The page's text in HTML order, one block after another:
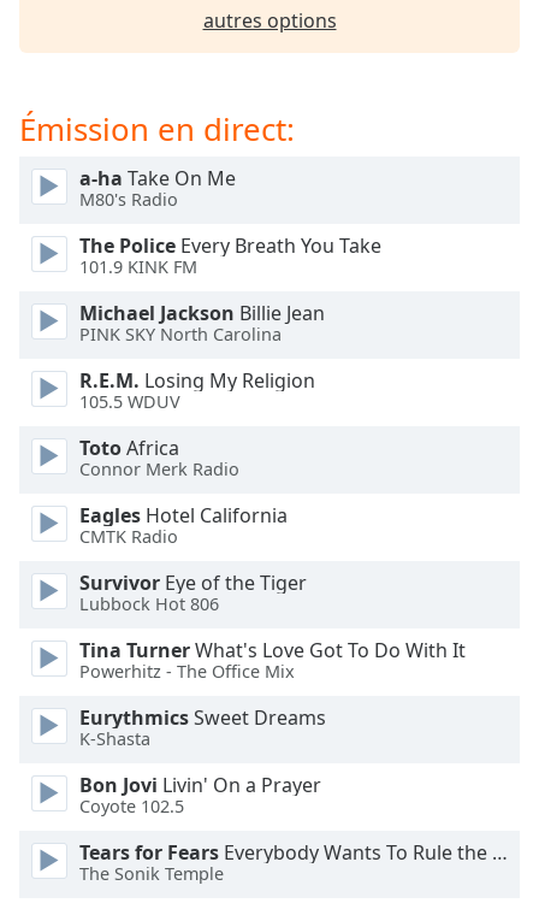
cancel
and
close
Text
Color
Opacity
Text
Background
Color
Opacity
Caption
Area
Color
Opacity
Font
Size
autres options
Émission en direct:
a-ha Take On Me
M80's Radio
The Police Every Breath You Take
101.9 KINK FM
Michael Jackson Billie Jean
PINK SKY North Carolina
R.E.M. Losing My Religion
105.5 WDUV
TotoAfrica
Connor Merk Radio
Eagles Hotel California
CMTK Radio
Survivor Eye of the Tiger
Lubbock Hot 806
Tina TurnerWhat's Love Got To Do With It
Powerhitz - The Office Mix
EurythmicsSweet Dreams
K-Shasta
Bon Jovi Livin' On a Prayer
Coyote 102.5
Tears for Fears Everybody Wants To Rule the World
The Sonik Temple